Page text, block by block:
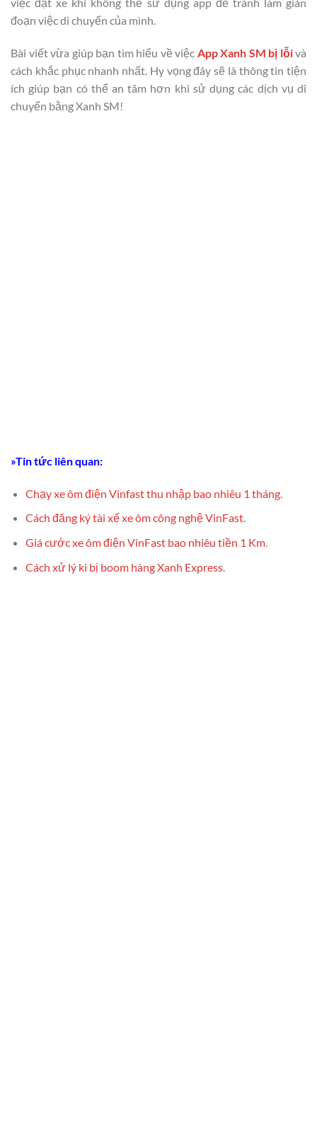
việc đặt xe khi không thể sử dụng app để tránh làm gián
đoạn việc di chuyển của mình.
Bài viết vừa giúp bạn tìm hiểu về việc App Xanh SM bị lỗivà
cách khắc phục nhanh nhất. Hy vọng đây sẽ là thông tin tiện
ích giúp bạn có thể an tâm hơn khi sử dụng các dịch vụ di
chuyển bằng Xanh SM!
»Tin tức liên quan:
Chạy xe ôm điện Vinfast thu nhập bao nhiêu 1 tháng.
Cách đăng ký tài xế xe ôm công nghệ VinFast.
Giá cước xe ôm điện VinFast bao nhiêu tiền 1 Km.
Cách xử lý ki bị boom hàng Xanh Express.